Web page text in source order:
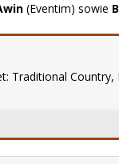
(Eventim) sowie
Traditional Country,